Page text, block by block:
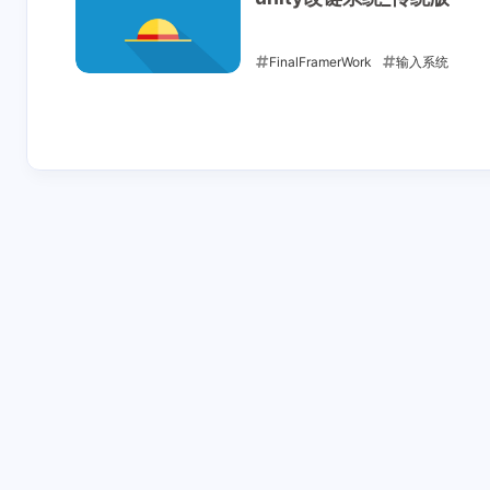
FinalFramerWork 输入系统